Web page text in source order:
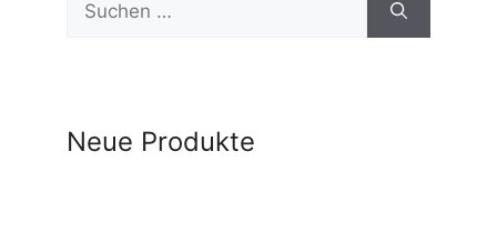
nach:
Neue Produkte